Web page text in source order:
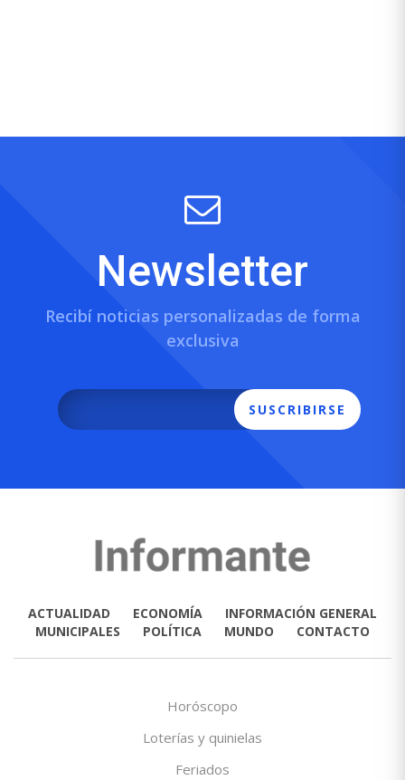
Newsletter
Recibí noticias personalizadas de forma
exclusiva
SUSCRIBIRSE
ACTUALIDAD ECONOMÍA
INFORMACIÓN GENERAL
MUNICIPALES
POLÍTICA MUNDO CONTACTO
Horóscopo
Loterías y quinielas
Feriados